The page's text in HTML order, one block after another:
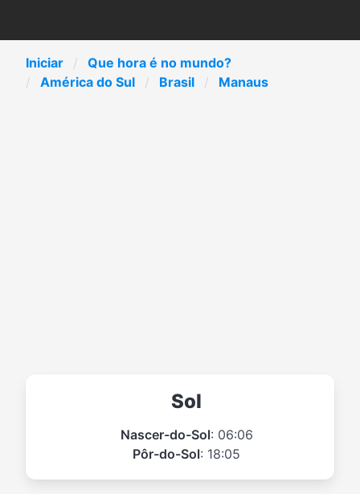
Iniciar
Que hora é no mundo?
América do Sul
Brasil Manaus
Sol
Nascer-do-Sol: 06:06
Pôr-do-Sol: 18:05